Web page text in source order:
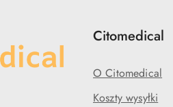
Citomedical
O Citomedical
Koszty wysyłki